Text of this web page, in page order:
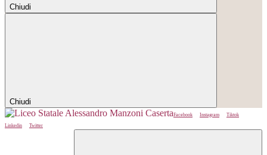
Chiudi
Chiudi
Facebook Instagram
Tiktok
Linkedin
Twitter